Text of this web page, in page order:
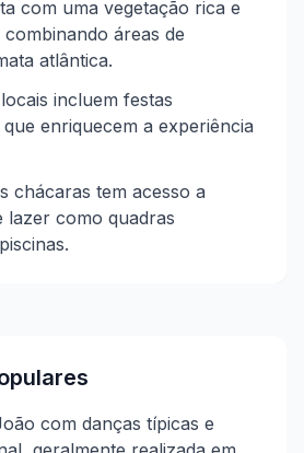
com uma vegetação rica e
áreas de
atlântica.
incluem festas
enriquecem a experiência
chácaras tem acesso a
lazer como quadras
com danças típicas e